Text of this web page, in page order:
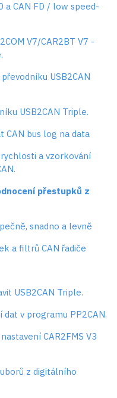
a CAN FD / low speed-
V7/CAR2BT V7 -
USB2CAN
USB2CAN Triple.
bus log na data
a vzorkování
přestupků z
snadno a levně
a filtrů CAN řadiče
USB2CAN Triple.
v programu PP2CAN.
CAR2FMS V3
z digitálního